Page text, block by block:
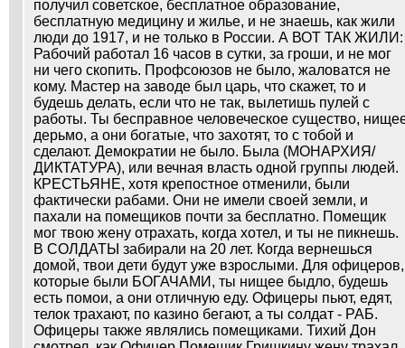
получил советское, бесплатное образование,
бесплатную медицину и жилье, и не знаешь, как жили
люди до 1917, и не только в России. А ВОТ ТАК ЖИЛИ:
Рабочий работал 16 часов в сутки, за гроши, и не мог
ни чего скопить. Профсоюзов не было, жаловатся не
кому. Мастер на заводе был царь, что скажет, то и
будешь делать, если что не так, вылетишь пулей с
работы. Ты бесправное человеческое существо,
дерьмо, а они богатые, что захотят, то с тобой и
сделают. Демократии не было. Была (МОНАРХИЯ/
ДИКТАТУРА), или вечная власть одной группы людей.
КРЕСТЬЯНЕ, хотя крепостное отменили, были
фактически рабами. Они не имели своей земли, и
пахали на помещиков почти за бесплатно. Помещик
мог твою жену отрахать, когда хотел, и ты не пикнешь.
В СОЛДАТЫ забирали на 20 лет. Когда вернешься
домой, твои дети будут уже взрослыми. Для офицеров,
которые были БОГАЧАМИ, ты нищее быдло, будешь
есть помои, а они отличную еду. Офицеры пьют, едят,
телок трахают, по казино бегают, а ты солдат - РАБ.
Офицеры также являлись помещиками. Тихий Дон